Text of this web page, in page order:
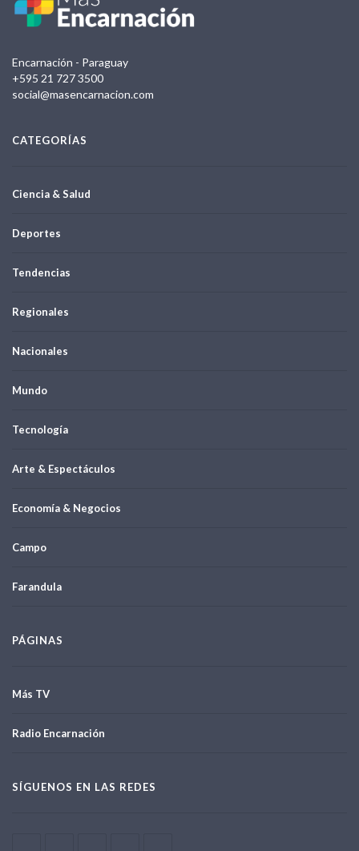
Encarnación - Paraguay
+595 21 727 3500
social@masencarnacion.com
CATEGORÍAS
Ciencia & Salud
Deportes
Tendencias
Regionales
Nacionales
Mundo
Tecnología
Arte & Espectáculos
Economía & Negocios
Campo
Farandula
PÁGINAS
Más TV
Radio Encarnación
SÍGUENOS EN LAS REDES